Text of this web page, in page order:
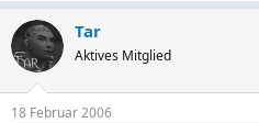
Tar
Aktives Mitglied
18 Februar 2006